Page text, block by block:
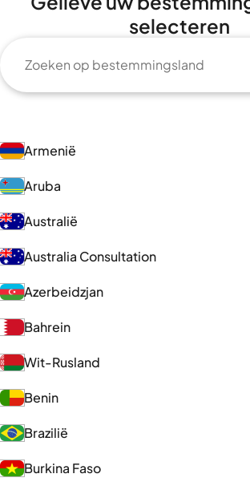
selecteren
Armenië
Aruba
Australië
Australia Consultation
Azerbeidzjan
Bahrein
Wit-Rusland
Benin
Brazilië
Burkina Faso